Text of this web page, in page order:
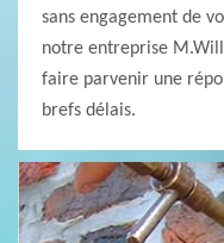
sans engagement de
notre entreprise
faire parvenir une
brefs délais.